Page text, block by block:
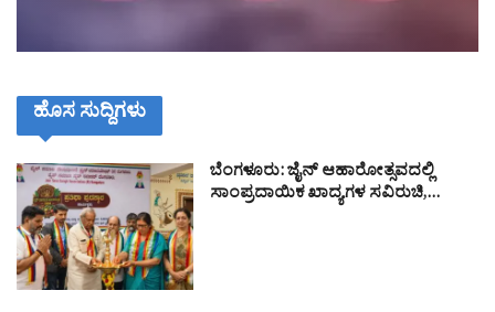
ಹೊಸ ಸುದ್ದಿಗಳು
ಬೆಂಗಳೂರು: ಜೈನ್ ಆಹಾರೋತ್ಸವದಲ್ಲಿ
ಸಾಂಪ್ರದಾಯಿಕ ಖಾದ್ಯಗಳ ಸವಿರುಚಿ,…